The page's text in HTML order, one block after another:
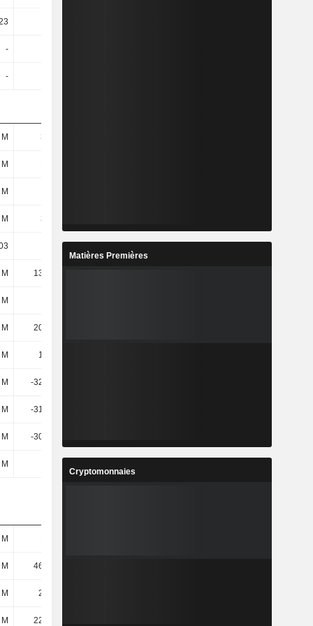
-
-
307 M
353 M
16,95
13,08 M
20,58 M
1,17 M
-32,59 M
-31,42 M
-30,45 M
46,21 M
23,3 M
22,91 M
Matières Premières
Cryptomonnaies